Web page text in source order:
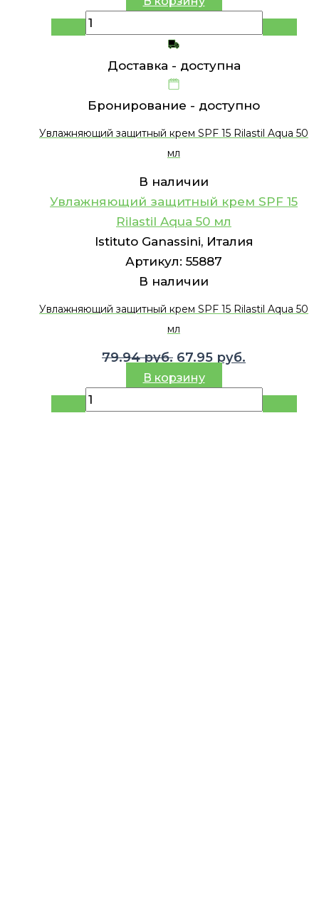
Доставка - доступна
Бронирование - доступно
Увлажняющий защитный крем SPF 15 Rilastil Aqua 50
мл
В наличии
Увлажняющий защитный крем SPF 15
Rilastil Aqua 50 мл
Istituto Ganassini, Италия
Артикул: 55887
В наличии
Увлажняющий защитный крем SPF 15 Rilastil Aqua 50
мл
79.94руб. Первоначальная
цена
79.94 руб..
67.95 руб.
67.95 руб..
В корзину